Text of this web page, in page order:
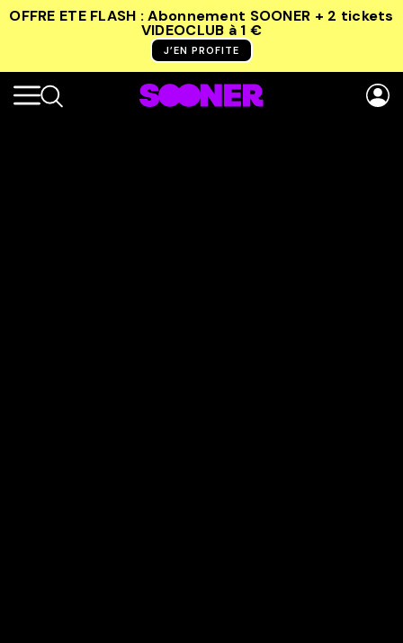
OFFRE ETE FLASH : Abonnement SOONER + 2 tickets
VIDEOCLUB à 1 €
J’EN PROFITE